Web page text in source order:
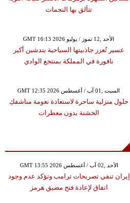
تتألق بها النجمات
GMT 16:13 2026 الأحد ,12 تموز / يوليو
عسير تُعزز جاذبيتها السياحية بتدشين أكبر
نافورة في المملكة بمنتجع الوادي
GMT 12:35 2026 السبت ,01 آب / أغسطس
حلول منزلية ساحرة لاستعادة نعومة مناشفكِ
الخشنة بدون معطرات
GMT 13:55 2026 الأحد ,02 آب / أغسطس
إيران تنفي تصريحات ترامب وتؤكد عدم وجود
اتفاق لإعادة فتح مضيق هرمز